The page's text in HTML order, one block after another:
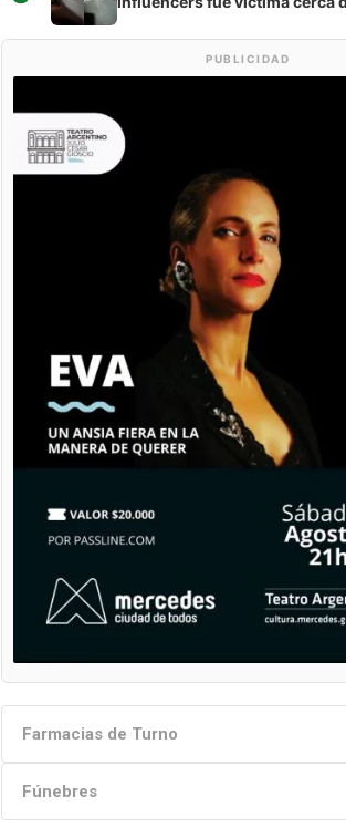
PUBLICIDAD
Farmacias de Turno
Fúnebres